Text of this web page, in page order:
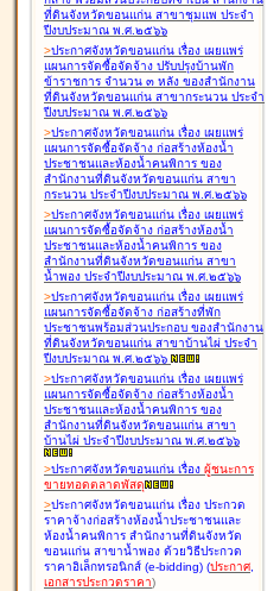
ที่ดินจังหวัดขอนแก่น สาขาชุมแพ ประจำ
ปีงบประมาณ พ.ศ.๒๕๖๖
>ประกาศจังหวัดขอนแก่น เรื่อง เผยแพร่
แผนการจัดซื้อจัดจ้าง ปรับปรุงบ้านพัก
ข้าราชการ จำนวน ๓ หลัง ของสำนักงาน
ที่ดินจังหวัดขอนแก่น สาขากระนวน ประจำ
ปีงบประมาณ พ.ศ.๒๕๖๖
>ประกาศจังหวัดขอนแก่น เรื่อง เผยแพร่
แผนการจัดซื้อจัดจ้าง ก่อสร้างห้องน้ำ
ประชาชนและห้องน้ำคนพิการ ของ
สำนักงานที่ดินจังหวัดขอนแก่น สาขา
กระนวน ประจำปีงบประมาณ พ.ศ.๒๕๖๖
>ประกาศจังหวัดขอนแก่น เรื่อง เผยแพร่
แผนการจัดซื้อจัดจ้าง ก่อสร้างห้องน้ำ
ประชาชนและห้องน้ำคนพิการ ของ
สำนักงานที่ดินจังหวัดขอนแก่น สาขา
น้ำพอง ประจำปีงบประมาณ พ.ศ.๒๕๖๖
>ประกาศจังหวัดขอนแก่น เรื่อง เผยแพร่
แผนการจัดซื้อจัดจ้าง ก่อสร้างที่พัก
ประชาชนพร้อมส่วนประกอบ ของสำนักงาน
ที่ดินจังหวัดขอนแก่น สาขาบ้านไผ่ ประจำ
ปีงบประมาณ พ.ศ.๒๕๖๖
>ประกาศจังหวัดขอนแก่น เรื่อง เผยแพร่
แผนการจัดซื้อจัดจ้าง ก่อสร้างห้องน้ำ
ประชาชนและห้องน้ำคนพิการ ของ
สำนักงานที่ดินจังหวัดขอนแก่น สาขา
บ้านไผ่ ประจำปีงบประมาณ พ.ศ.๒๕๖๖
>ประกาศจังหวัดขอนแก่น เรื่อง ผู้ชนะการ
ขายทอดตลาดพัสดุ
>ประกาศจังหวัดขอนแก่น เรื่อง ประกวด
ราคาจ้างก่อสร้างห้องน้ำประชาชนและ
ห้องน้ำคนพิการ สำนักงานที่ดินจังหวัด
ขอนแก่น สาขาน้ำพอง ด้วยวิธีประกวด
ราคาอิเล็กทรอนิกส์ (e-bidding) (ประกาศ,
เอกสารประกวดราคา)